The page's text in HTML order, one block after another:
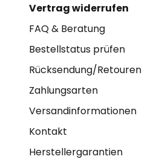
Vertrag widerrufen
FAQ & Beratung
Bestellstatus prüfen
Rücksendung/Retouren
Zahlungsarten
Versandinformationen
Kontakt
Herstellergarantien